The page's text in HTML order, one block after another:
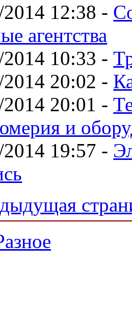
12:38 -
агентства
10:33 -
20:02 -
20:01 -
и
19:57 -